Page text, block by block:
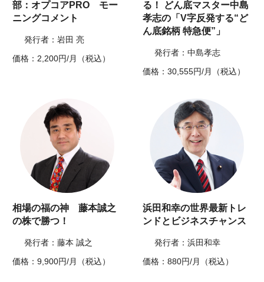
部：オプコアPRO モー
ニングコメント
発行者：岩田 亮
価格：2,200円/月（税込）
る！ どん底マスター中島
孝志の「V字反発する“ど
ん底銘柄 特急便”」
発行者：中島孝志
価格：30,555円/月（税込）
相場の福の神 藤本誠之
の株で勝つ！
発行者：藤本 誠之
価格：9,900円/月（税込）
浜田和幸の世界最新トレ
ンドとビジネスチャンス
発行者：浜田和幸
価格：880円/月（税込）